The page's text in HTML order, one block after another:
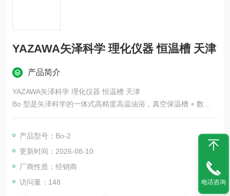
YAZAWA矢泽科学 理化仪器 恒温槽 天津
产品简介
YAZAWA矢泽科学 理化仪器 恒温槽 天津
Bo 型是矢泽科学的一体式高精度高温油浴，真空保温槽 + 数显 P
ID 控制，最高 300℃、精度 &amp;#177;0.5℃；相当于 “O 型油
做高温恒温反应。
产品型号：Bo-2
更新时间：2026-08-10
厂商性质：经销商
访问量：148
电话咨询